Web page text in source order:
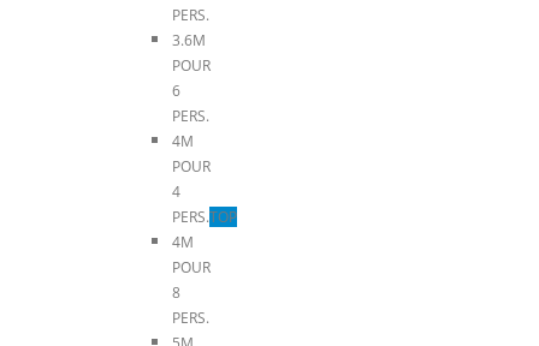
PERS.
3.6M
POUR
6
PERS.
4M
POUR
4
PERS.TOP
4M
POUR
8
PERS.